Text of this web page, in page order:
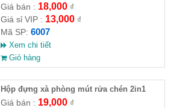
Giá bán : 18,000₫
Giá sỉ VIP : 13,000₫
Mã SP: 6007
Xem chi tiết
Giỏ hàng
Hộp đựng xà phòng mút rửa chén 2in1
14x10.5x10cm
Giá bán : 19,000₫